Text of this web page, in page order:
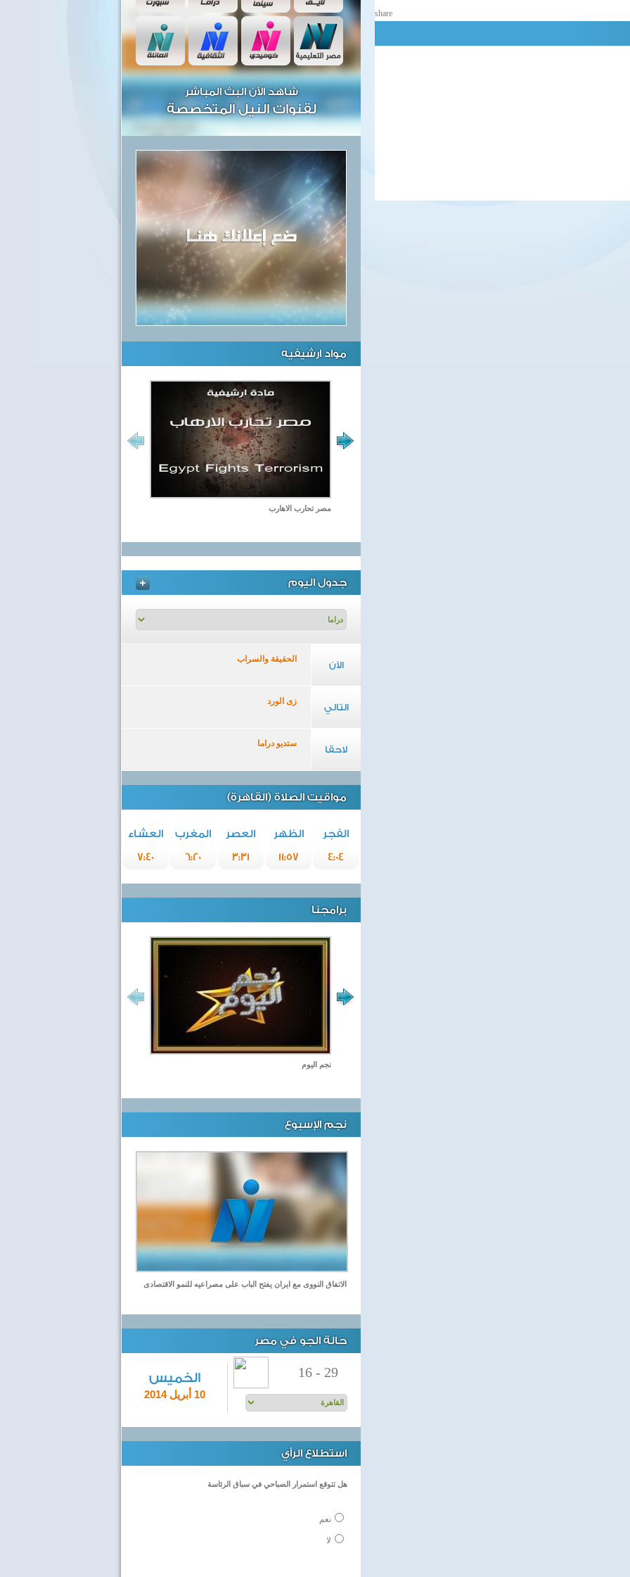
share
شاهد الآن البث المباشر
لقنوات النيل المتخصصة
مواد ارشيفيه
مصر تحارب الاهارب
جدول اليوم
الآن
الحقيقة والسراب
التالي
زى الورد
لاحقا
ستديو دراما
مواقيت الصلاة (القاهرة)
الفجر الظهر العصر المغرب
العشاء
4:04
11:57
3:31
6:20
7:40
برامجنا
نجم اليوم
نجم الإسبوع
الاتفاق النووى مع ايران يفتح الباب على مصراعيه للنمو الاقتصادى
حالة الجو في مصر
الخميس
10 أبريل 2014
16 - 29
استطلاع الرأي
هل تتوقع استمرار الصباحي في سباق الرئاسة
نعم
لا